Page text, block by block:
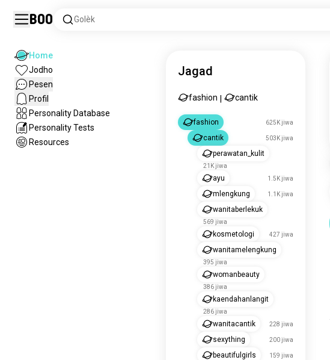
Boo Golèk
Home
Jodho
Pesen
Profil
Personality Database
Personality Tests
Resources
Jagad
fashion cantik
fashion 625K jiwa
cantik 503K jiwa
perawatan_kulit
21K jiwa
ayu 1.5K jiwa
mlengkung 1.1K jiwa
wanitaberlekuk
569 jiwa
kosmetologi 427 jiwa
wanitamelengkung
395 jiwa
womanbeauty
386 jiwa
kaendahanlangit
286 jiwa
wanitacantik 228 jiwa
sexything 200 jiwa
beautifulgirls 159 jiwa